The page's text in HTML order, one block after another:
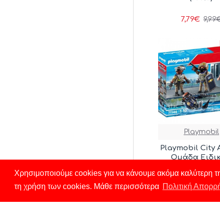
Χρησιμοποιούμε cookies για να κάνουμε ακόμα καλύτερη
τη χρήση των cookies. Μάθε περισσότερα Πολιτική
7,79€
Playmobil
Playmobil City
Ομάδα
12,00€